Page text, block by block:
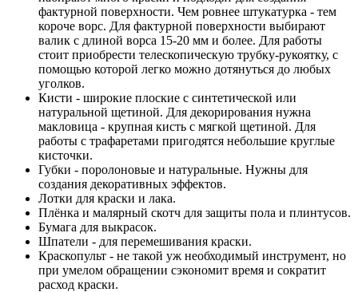
фактурной поверхности. Чем ровнее штукатурка - тем
короче ворс. Для фактурной поверхности выбирают
валик с длиной ворса 15-20 мм и более. Для работы
стоит приобрести телескопическую трубку-рукоятку, с
помощью которой легко можно дотянуться до любых
уголков.
Кисти - широкие плоские с синтетической или
натуральной щетиной. Для декорирования нужна
макловица - крупная кисть с мягкой щетиной. Для
работы с трафаретами пригодятся небольшие круглые
кисточки.
Губки - поролоновые и натуральные. Нужны для
создания декоративных эффектов.
Лотки для краски и лака.
Плёнка и малярный скотч для защиты пола и плинтусов.
Бумага для выкрасок.
Шпатели - для перемешивания краски.
Краскопульт - не такой уж необходимый инструмент, но
при умелом обращении сэкономит время и сократит
расход краски.